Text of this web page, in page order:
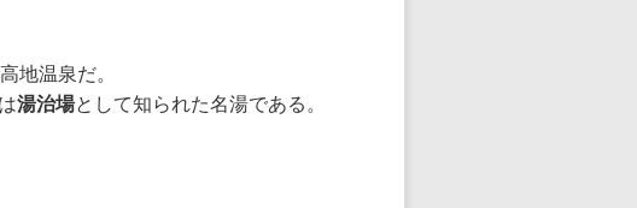
地温泉だ。
湯治場として知られた名湯である。